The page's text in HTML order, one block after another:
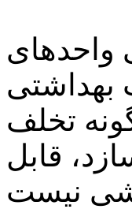
بهداشتی
تخلف
قابل